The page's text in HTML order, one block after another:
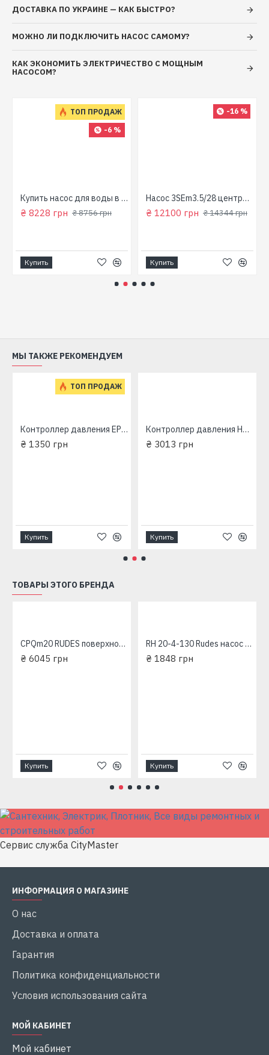
ДОСТАВКА ПО УКРАИНЕ — КАК БЫСТРО?
МОЖНО ЛИ ПОДКЛЮЧИТЬ НАСОС САМОМУ?
КАК ЭКОНОМИТЬ ЭЛЕКТРИЧЕСТВО С МОЩНЫМ
НАСОСОМ?
ТОП ПРОДАЖ
-6 %
Купить насос для воды в колодец (800 Вт, напор: 43м, производит: 90 л/мин) GARDEN 1000-4-Robot "NPO"
₴ 8228 грн ₴ 8756 грн
Купить
-16 %
Насос 3SEm3.5/28 центробежный скважинный 1,5кВт Н107м 90л/мин Ø80мм Aquatica Dongyin 777395
₴ 12100 грн ₴ 14344 грн
Купить
МЫ ТАКЖЕ РЕКОМЕНДУЕМ
ТОП ПРОДАЖ
Контроллер давления EPS-II-12 Насосы плюс Оборудование
₴ 1350 грн
Купить
Контроллер давления Насосы+Оборудование DPS-II-12A
₴ 3013 грн
Купить
ТОВАРЫ ЭТОГО БРЕНДА
CPQm20 RUDES поверхностный насос
₴ 6045 грн
Купить
RH 20-4-130 Rudes насос циркуляционный
₴ 1848 грн
Купить
Сервис служба CityMaster
ИНФОРМАЦИЯ О МАГАЗИНЕ
О нас
Доставка и оплата
Гарантия
Политика конфиденциальности
Условия использования сайта
МОЙ КАБИНЕТ
Мой кабинет